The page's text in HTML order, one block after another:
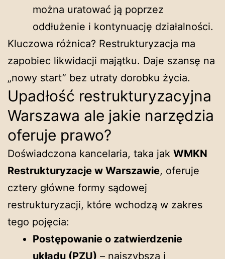
można uratować ją poprzez
oddłużenie i kontynuację działalności.
Kluczowa różnica? Restrukturyzacja ma
zapobiec likwidacji majątku. Daje szansę na
„nowy start” bez utraty dorobku życia.
Upadłość restrukturyzacyjna
Warszawa ale jakie narzędzia
oferuje prawo?
Doświadczona kancelaria, taka jak WMKN
Restrukturyzacje w Warszawie, oferuje
cztery główne formy sądowej
restrukturyzacji, które wchodzą w zakres
tego pojęcia:
Postępowanie o zatwierdzenie
układu (PZU) – najszybsza i